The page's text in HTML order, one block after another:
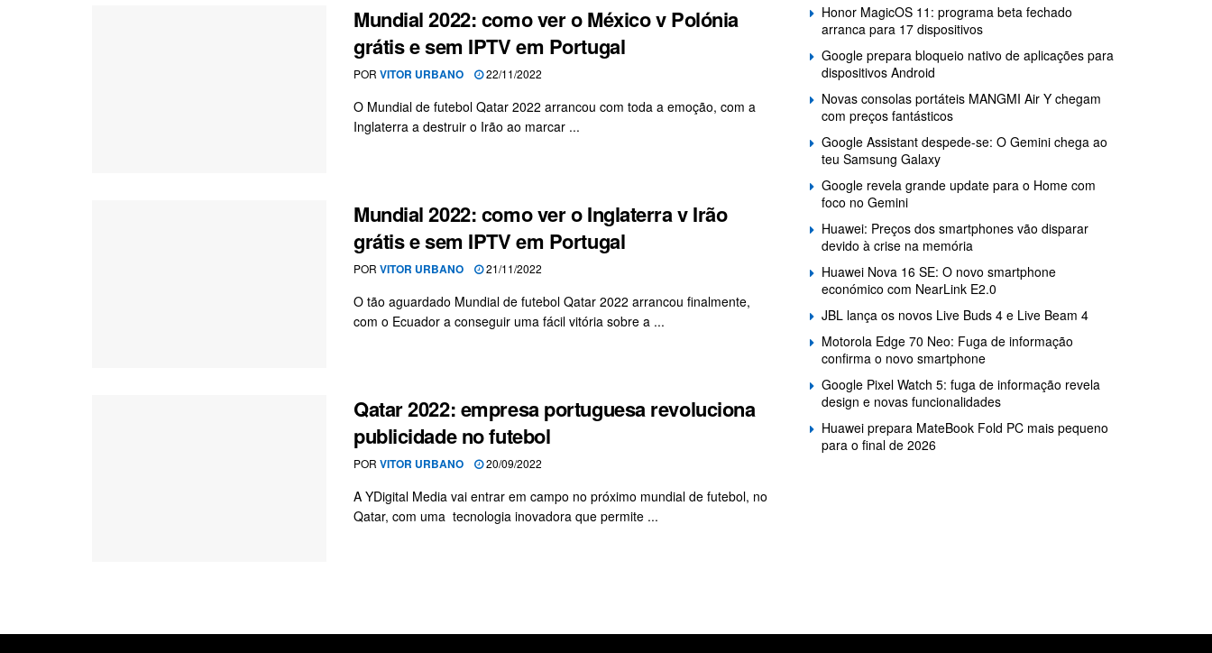
Mundial 2022: como ver o México v Polónia
grátis e sem IPTV em Portugal
POR VITOR URBANO 22/11/2022
O Mundial de futebol Qatar 2022 arrancou com toda a emoção, com a
Inglaterra a destruir o Irão ao marcar ...
Mundial 2022: como ver o Inglaterra v Irão
grátis e sem IPTV em Portugal
POR VITOR URBANO 21/11/2022
O tão aguardado Mundial de futebol Qatar 2022 arrancou finalmente,
com o Ecuador a conseguir uma fácil vitória sobre a ...
Qatar 2022: empresa portuguesa revoluciona
publicidade no futebol
POR VITOR URBANO 20/09/2022
A YDigital Media vai entrar em campo no próximo mundial de futebol, no
Qatar, com uma tecnologia inovadora que permite ...
Honor MagicOS 11: programa beta fechado
arranca para 17 dispositivos
Google prepara bloqueio nativo de aplicações para
dispositivos Android
Novas consolas portáteis MANGMI Air Y chegam
com preços fantásticos
Google Assistant despede-se: O Gemini chega ao
teu Samsung Galaxy
Google revela grande update para o Home com
foco no Gemini
Huawei: Preços dos smartphones vão disparar
devido à crise na memória
Huawei Nova 16 SE: O novo smartphone
económico com NearLink E2.0
JBL lança os novos Live Buds 4 e Live Beam 4
Motorola Edge 70 Neo: Fuga de informação
confirma o novo smartphone
Google Pixel Watch 5: fuga de informação revela
design e novas funcionalidades
Huawei prepara MateBook Fold PC mais pequeno
para o final de 2026